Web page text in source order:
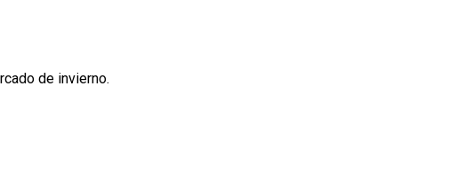
de invierno.